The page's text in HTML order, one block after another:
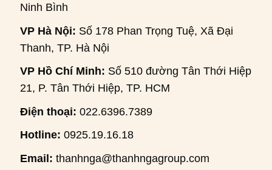
Ninh Bình
VP Hà Nội: Số 178 Phan Trọng Tuệ, Xã Đại
Thanh, TP. Hà Nội
VP Hồ Chí Minh: Số 510 đường Tân Thới Hiệp
21, P. Tân Thới Hiệp, TP. HCM
Điện thoại: 022.6396.7389
Hotline: 0925.19.16.18
Email: thanhnga@thanhngagroup.com